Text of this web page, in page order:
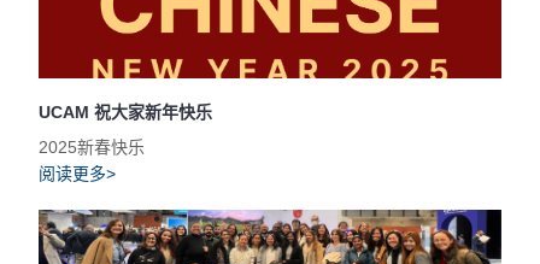
UCAM 祝大家新年快乐
2025新春快乐
阅读更多>